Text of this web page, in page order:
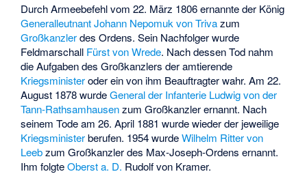
Durch Armeebefehl vom 22. März 1806 ernannte der König
Generalleutnant Johann Nepomuk von Trivazum
Großkanzlerdes Ordens. Sein Nachfolger wurde
Feldmarschall Fürst von Wrede. Nach dessen Tod nahm
die Aufgaben des Großkanzlers der amtierende
Kriegsministeroder ein von ihm Beauftragter wahr. Am 22.
August 1878 wurdeGeneral der Infanterie Ludwig von der
Tann-Rathsamhausenzum Großkanzler ernannt. Nach
seinem Tode am 26. April 1881 wurde wieder der jeweilige
Kriegsministerberufen. 1954 wurdeWilhelm Ritter von
Leebzum Großkanzler des Max-Joseph-Ordens ernannt.
Ihm folgteOberst a. D. Rudolf von Kramer.